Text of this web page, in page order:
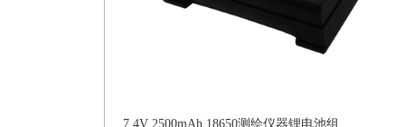
7.4V 2500mAh 18650测绘仪器锂电池组